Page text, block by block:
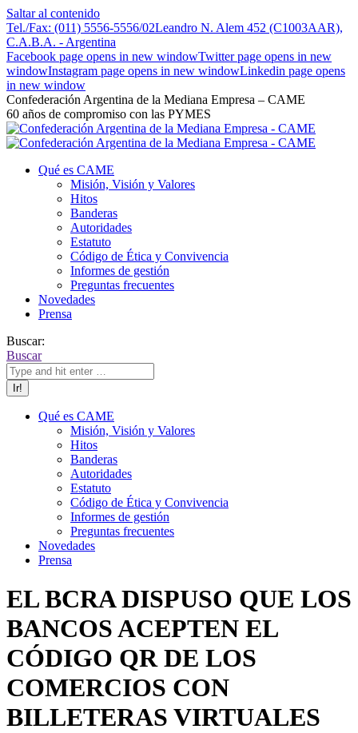
Saltar al contenido
Tel./Fax: (011) 5556-5556/02Leandro N. Alem 452 (C1003AAR),
C.A.B.A. - Argentina
Facebook page opens in new windowTwitter page opens in new
windowInstagram page opens in new windowLinkedin page opens
in new window
Confederación Argentina de la Mediana Empresa – CAME
60 años de compromiso con las PYMES
Qué es CAME
Misión, Visión y Valores
Hitos
Banderas
Autoridades
Estatuto
Código de Ética y Convivencia
Informes de gestión
Preguntas frecuentes
Novedades
Prensa
Buscar:
Buscar
Qué es CAME
Misión, Visión y Valores
Hitos
Banderas
Autoridades
Estatuto
Código de Ética y Convivencia
Informes de gestión
Preguntas frecuentes
Novedades
Prensa
EL BCRA DISPUSO QUE LOS
BANCOS ACEPTEN EL
CÓDIGO QR DE LOS
COMERCIOS CON
BILLETERAS VIRTUALES